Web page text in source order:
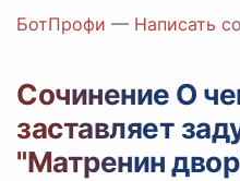
Цены
Вход с
БотПрофи — Написать
Сочинение О
заставляет
"Матренин